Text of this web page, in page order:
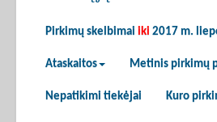
Pirkimų skelbimai iki 2017 m.
Ataskaitos Metinis pirkimų
Nepatikimi tiekėjai Kuro